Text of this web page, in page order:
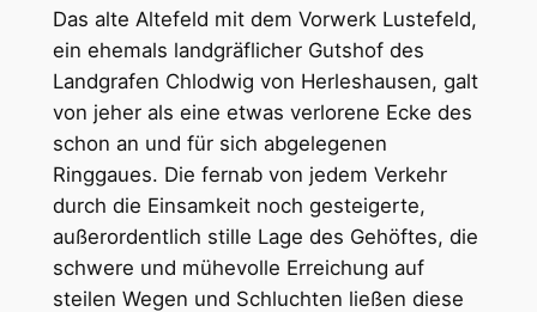
Das alte Altefeld mit dem Vorwerk Lustefeld,
ein ehemals landgräflicher Gutshof des
Landgrafen Chlodwig von Herleshausen, galt
von jeher als eine etwas verlorene Ecke des
schon an und für sich abgelegenen
Ringgaues. Die fernab von jedem Verkehr
durch die Einsamkeit noch gesteigerte,
außerordentlich stille Lage des Gehöftes, die
schwere und mühevolle Erreichung auf
steilen Wegen und Schluchten ließen diese